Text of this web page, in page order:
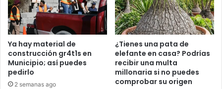
Ya hay material de
construcción gr4t1s en
Municipio; así puedes
pedirlo
2 semanas ago
¿Tienes una pata de
elefante en casa? Podrías
recibir una multa
millonaria si no puedes
comprobar su origen